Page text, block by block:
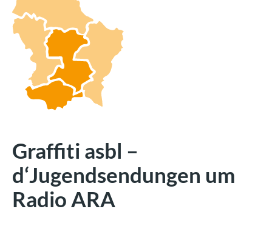
Graffiti asbl –
d‘Jugendsendungen um
Radio ARA